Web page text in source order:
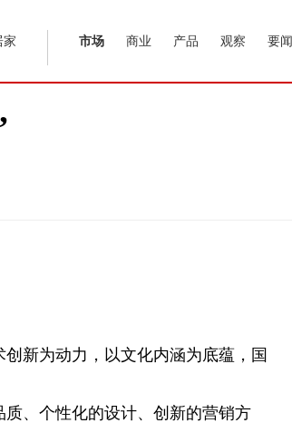
家 市场 商业 产品 观察 要闻
新为动力，以文化内涵为底蕴，国
、个性化的设计、创新的营销方